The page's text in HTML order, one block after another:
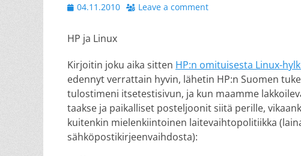
Posted
04.11.2010 Leave a comment
HP ja Linux
Kirjoitin joku aika sitten HP:n omituisesta Linux-
edennyt verrattain hyvin, lähetin HP:n Suomen
tulostimeni itsetestisivun, ja kun maamme
taakse ja paikalliset posteljoonit siitä perille,
kuitenkin mielenkiintoinen laitevaihtopolitiikka
sähköpostikirjeenvaihdosta):